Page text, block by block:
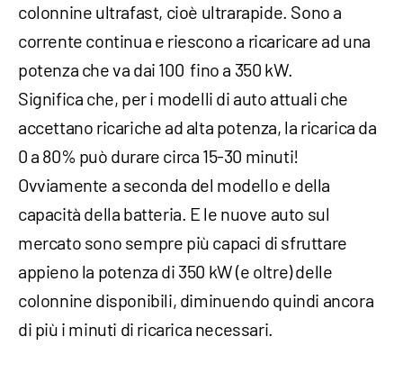
colonnine ultrafast, cioè ultrarapide. Sono a
corrente continua e riescono a ricaricare ad una
potenza che va dai 100 fino a 350 kW.
Significa che, per i modelli di auto attuali che
accettano ricariche ad alta potenza, la ricarica da
0 a 80% può durare circa 15-30 minuti!
Ovviamente a seconda del modello e della
capacità della batteria. E le nuove auto sul
mercato sono sempre più capaci di sfruttare
appieno la potenza di 350 kW (e oltre) delle
colonnine disponibili, diminuendo quindi ancora
di più i minuti di ricarica necessari.